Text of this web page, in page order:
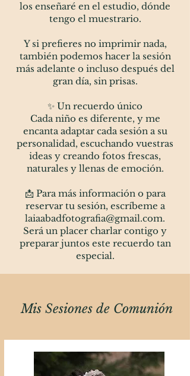
los enseñaré en el estudio, dónde
tengo el muestrario.
Y si prefieres no imprimir nada,
también podemos hacer la sesión
más adelante o incluso después del
gran día, sin prisas.
✨ Un recuerdo único
Cada niño es diferente, y me
encanta adaptar cada sesión a su
personalidad, escuchando vuestras
ideas y creando fotos frescas,
naturales y llenas de emoción.
📩 Para más información o para
reservar tu sesión, escríbeme a
laiaabadfotografia@gmail.com.
Será un placer charlar contigo y
preparar juntos este recuerdo tan
especial.
Mis Sesiones de Comunión